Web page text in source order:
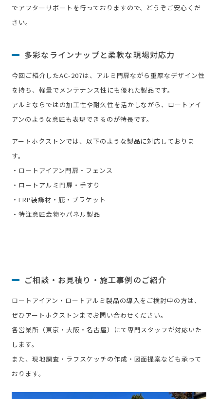
でアフターサポートを行っておりますので、どうぞご安心くだ
さい。
多彩なラインナップと柔軟な現場対応力
今回ご紹介したAC-207は、アルミ門扉ながら重厚なデザイン性
を持ち、軽量でメンテナンス性にも優れた製品です。
アルミならではの加工性や耐久性を活かしながら、ロートアイ
アンのような意匠も表現できるのが特長です。
アートホクストンでは、以下のような製品に対応しておりま
す。
・ロートアイアン門扉・フェンス
・ロートアルミ門扉・手すり
・FRP装飾材・庇・ブラケット
・特注意匠金物やパネル製品
ご相談・お見積り・施工事例のご紹介
ロートアイアン・ロートアルミ製品の導入をご検討中の方は、
ぜひアートホクストンまでお問い合わせください。
各営業所（東京・大阪・名古屋）にて専門スタッフが対応いた
します。
また、現地調査・ラフスケッチの作成・図面提案なども承って
おります。